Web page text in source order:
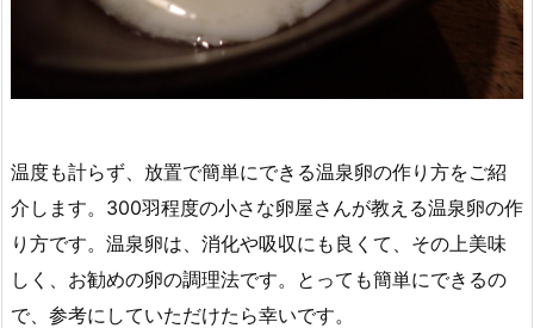
温度も計らず、放置で簡単にできる温泉卵の作り方をご紹
介します。300羽程度の小さな卵屋さんが教える温泉卵の作
り方です。温泉卵は、消化や吸収にも良くて、その上美味
しく、お勧めの卵の調理法です。とっても簡単にできるの
で、参考にしていただけたら幸いです。